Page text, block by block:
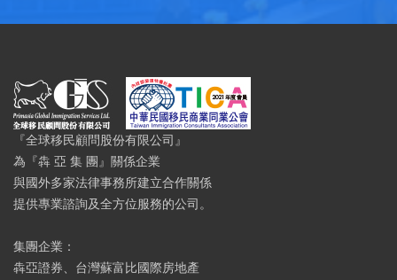
『全球移民顧問股份有限公司』
為『犇 亞 集 團』關係企業
與國外多家法律事務所建立合作關係
提供專業諮詢及全方位服務的公司。
集團企業：
犇亞證券、台灣蘇富比國際房地產